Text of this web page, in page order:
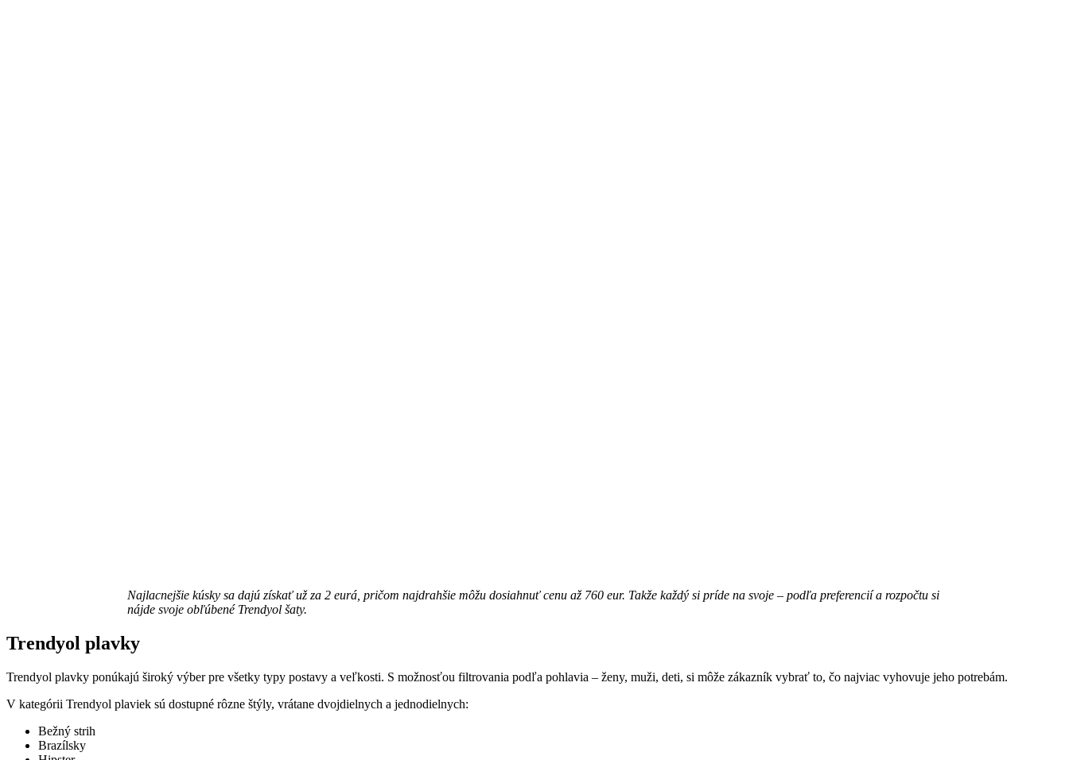
Najlacnejšie kúsky sa dajú získať už za 2 eurá, pričom najdrahšie môžu dosiahnuť cenu až 760 eur. Takže každý si príde na svoje – podľa preferencií a rozpočtu si
nájde svoje obľúbené Trendyol šaty.
Trendyol plavky
Trendyol plavky ponúkajú široký výber pre všetky typy postavy a veľkosti. S možnosťou filtrovania podľa pohlavia – ženy, muži, deti, si môže zákazník vybrať to, čo najviac vyhovuje jeho potrebám.
V kategórii Trendyol plaviek sú dostupné rôzne štýly, vrátane dvojdielnych a jednodielnych:
Bežný strih
Brazílsky